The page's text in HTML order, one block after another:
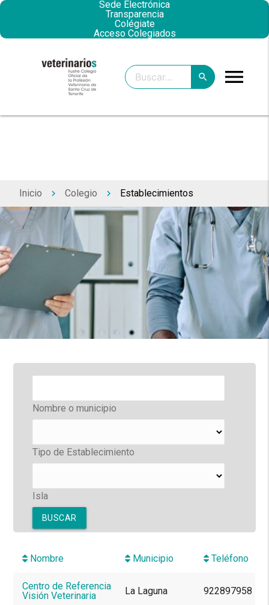
Sede Electrónica
Transparencia
Colégiate
Acceso Colegiados
search menu
clear
search
Inicio keyboard_arrow_right Colegio keyboard_arrow_right Establecimientos
Nombre
Nombre o municipio
Tipo
Tipo de Establecimiento
Isla
Isla
BUSCAR
Nombre
Municipio Teléfono
Centro de Referencia
Visión Veterinaria
La Laguna 922897958